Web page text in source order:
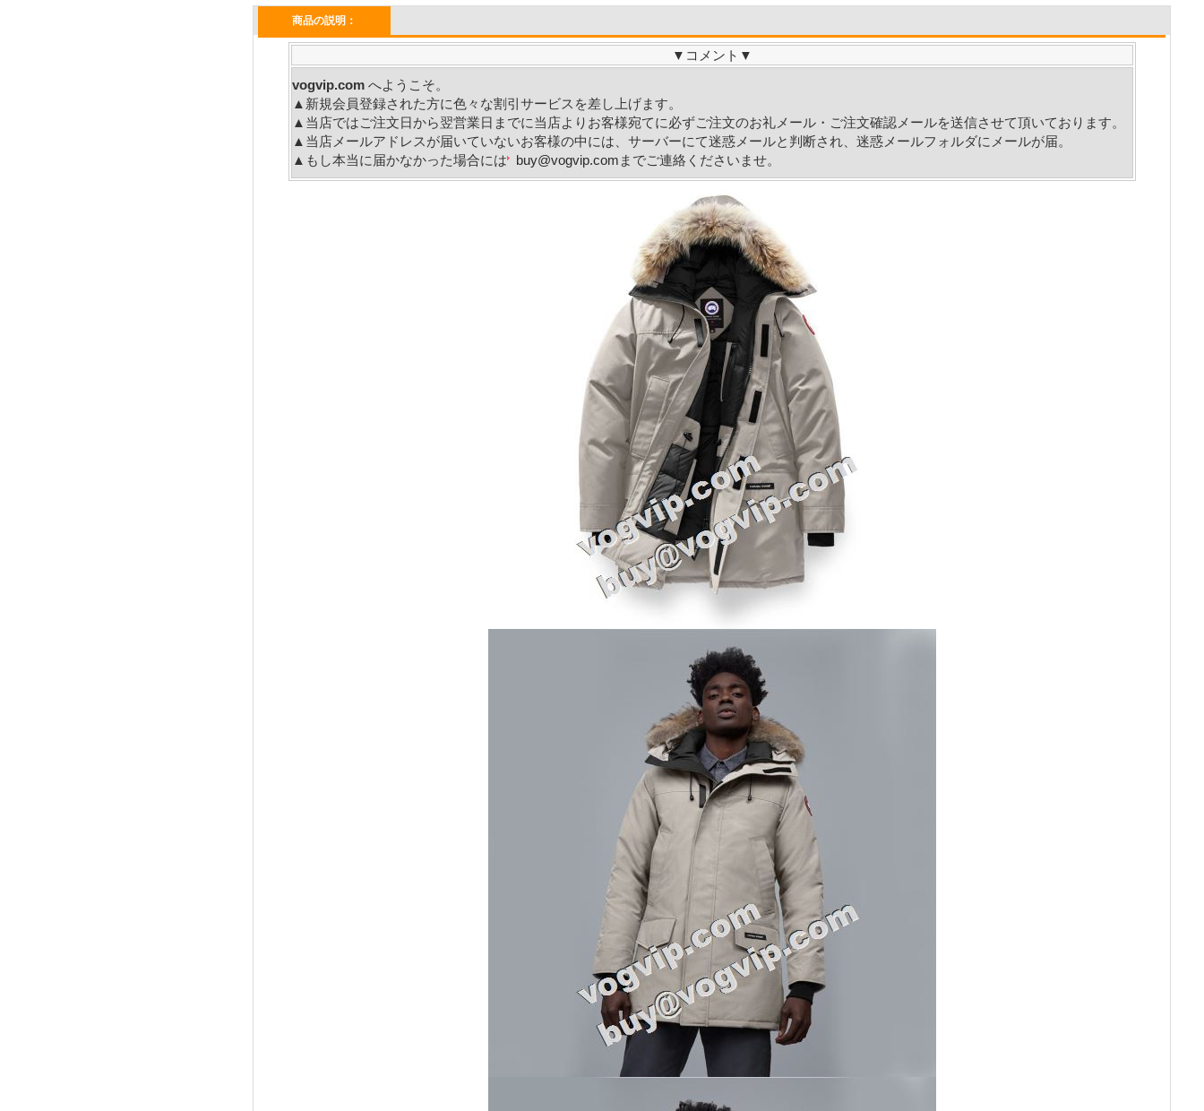
商品の説明：
▼ コメント ▼
vogvip.com へようこそ。
▲新規会員登録された方に色々な割引サービスを差し上げます。
▲当店ではご注文日から翌営業日までに当店よりお客様宛てに必ずご注文のお礼メール・ご注文確認メールを送信させて頂いております。
▲当店メールアドレスが届いていないお客様の中には、サーバーにて迷惑メールと判断され、迷惑メールフォルダにメールが届。
▲もし本当に届かなかった場合には
buy@vogvip.com までご連絡くださいませ。